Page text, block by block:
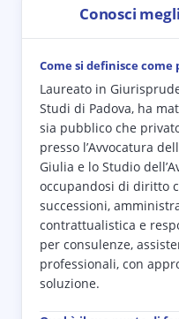
Conosci
Come si definisce come
Laureato in
Studi di Padova, ha
sia pubblico che
presso l’Avvocatura
Giulia e lo Studio
occupandosi di diritto
successioni,
contrattualistica e
per consulenze,
professionali, con
soluzione.